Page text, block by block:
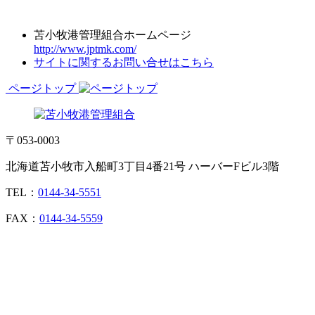
苫小牧港管理組合ホームページ
http://www.jptmk.com/
サイトに関するお問い合せはこちら
ページトップ
〒053-0003
北海道苫小牧市入船町3丁目4番21号 ハーバーFビル3階
TEL： 0144-34-5551
FAX： 0144-34-5559